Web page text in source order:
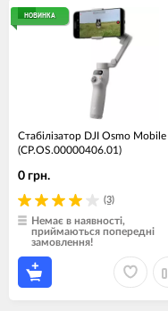
НОВИНКА
Стабілізатор DJI Osmo
(CP.OS.00000406.01)
(3)
0 грн.
Немає в наявності,
приймаються попередні
замовлення!